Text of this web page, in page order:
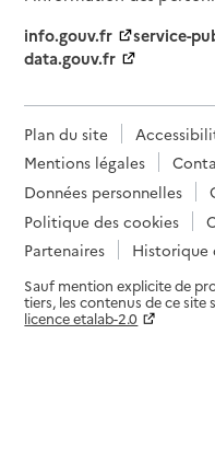
info.gouv.fr
service-
data.gouv.fr
Plan du site
Mentions légales
Données personnelles
Politique des cookies
Partenaires
Historique
Sauf mention explicite de
tiers, les contenus de ce site
licence etalab-2.0